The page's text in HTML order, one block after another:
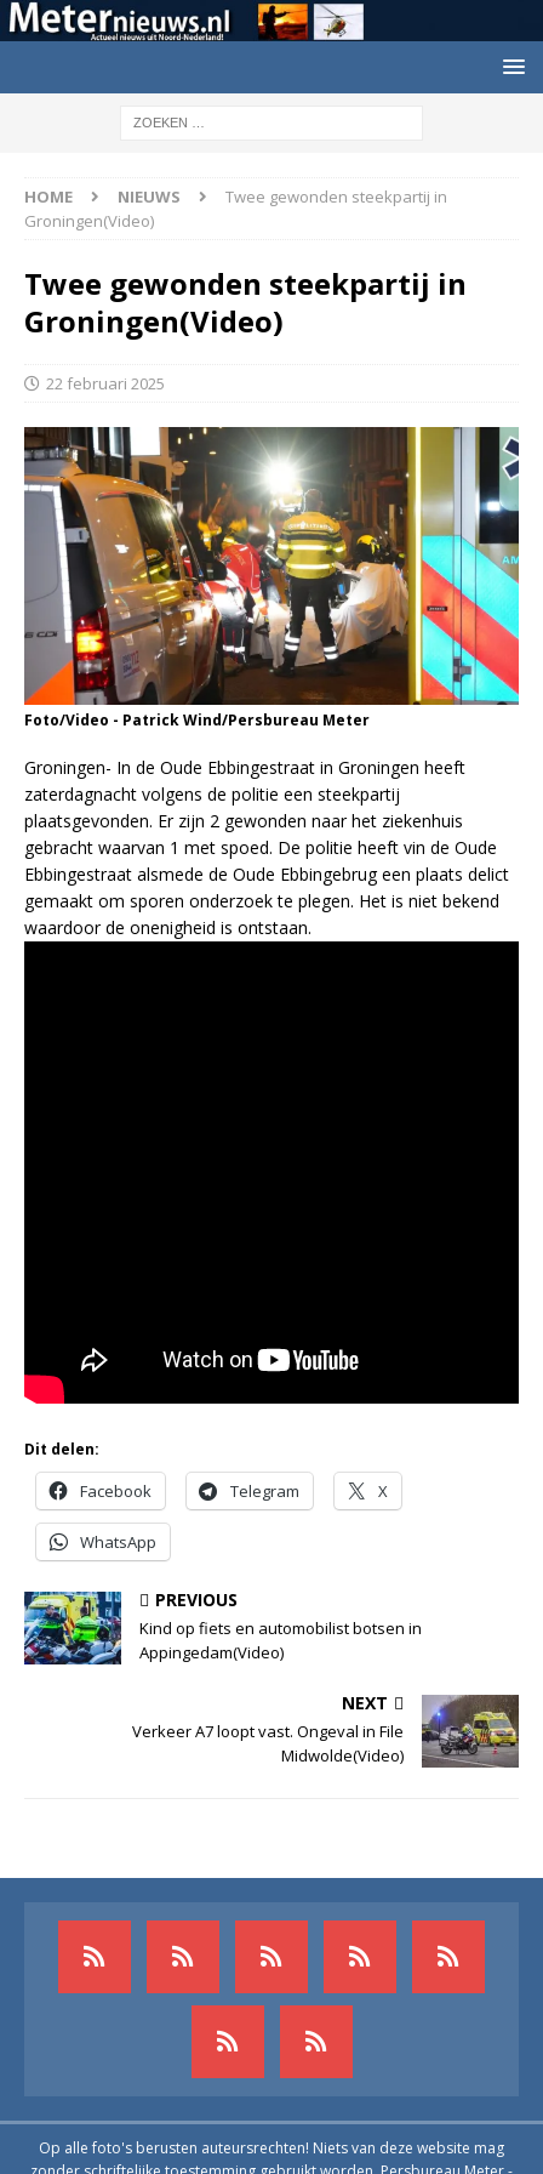
HOME NIEUWS
Twee gewonden steekpartij in
Groningen(Video)
Twee gewonden steekpartij in
Groningen(Video)
22 februari 2025
Foto/Video - Patrick Wind/Persbureau Meter
Groningen- In de Oude Ebbingestraat in Groningen heeft
zaterdagnacht volgens de politie een steekpartij
plaatsgevonden. Er zijn 2 gewonden naar het ziekenhuis
gebracht waarvan 1 met spoed. De politie heeft vin de Oude
Ebbingestraat alsmede de Oude Ebbingebrug een plaats delict
gemaakt om sporen onderzoek te plegen. Het is niet bekend
waardoor de onenigheid is ontstaan.
Dit delen:
Facebook Telegram X
WhatsApp
PREVIOUS
Kind op fiets en automobilist botsen in
Appingedam(Video)
NEXT
Verkeer A7 loopt vast. Ongeval in File
Midwolde(Video)
Op alle foto's berusten auteursrechten! Niets van deze website mag